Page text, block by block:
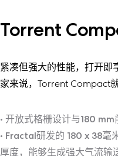
Torrent
紧凑但强大的性能，打开即
家来说，Torrent Compact
• 开放式格栅设计与180
• Fractal研发的 180 x 38毫
厚度，能够生成强大气流输